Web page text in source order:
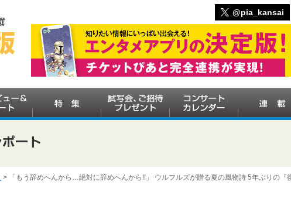
@pia_kansai
> 「もう辞めへんから…絶対に辞めへんから!!」 ウルフルズが贈る夏の風物詩 5年ぶりの